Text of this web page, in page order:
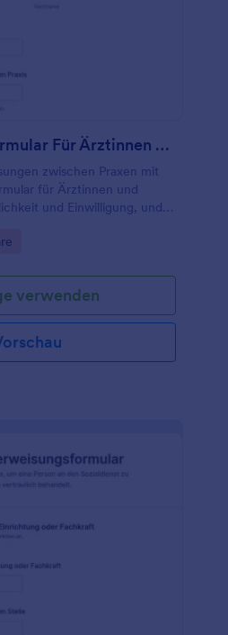
Überweisungsformular Für Ärztinnen Und Ärzte
zwischen Praxen mit
für Ärztinnen und
und Einwilligung, und
in Jotform.
verwenden